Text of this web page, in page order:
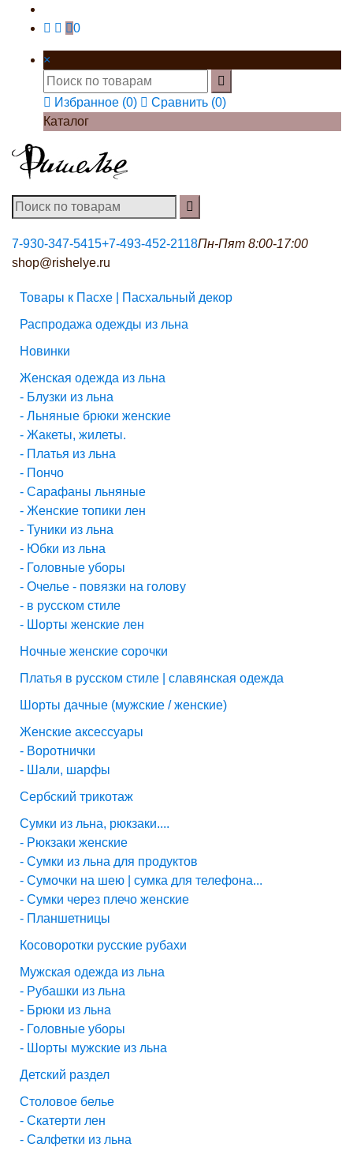
0
×
Избранное (0) Сравнить (0)
Каталог
7-930-347-5415+7-493-452-2118Пн-Пят 8:00-17:00
shop@rishelye.ru
Товары к Пасхе | Пасхальный декор
Распродажа одежды из льна
Новинки
Женская одежда из льна
- Блузки из льна
- Льняные брюки женские
- Жакеты, жилеты.
- Платья из льна
- Пончо
- Сарафаны льняные
- Женские топики лен
- Туники из льна
- Юбки из льна
- Головные уборы
- Очелье - повязки на голову
- в русском стиле
- Шорты женские лен
Ночные женские сорочки
Платья в русском стиле | славянская одежда
Шорты дачные (мужские / женские)
Женские аксессуары
- Воротнички
- Шали, шарфы
Сербский трикотаж
Сумки из льна, рюкзаки....
- Рюкзаки женские
- Сумки из льна для продуктов
- Сумочки на шею | сумка для телефона...
- Сумки через плечо женские
- Планшетницы
Косоворотки русские рубахи
Мужская одежда из льна
- Рубашки из льна
- Брюки из льна
- Головные уборы
- Шорты мужские из льна
Детский раздел
Столовое белье
- Скатерти лен
- Салфетки из льна